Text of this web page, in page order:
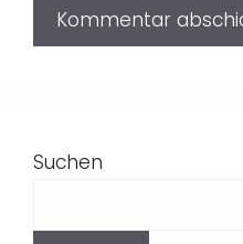
Suchen